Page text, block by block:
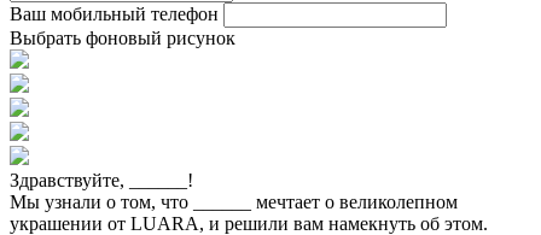
Ваш мобильный телефон
Выбрать фоновый рисунок
Здравствуйте,
!
Мы узнали о том, что
мечтает о великолепном
украшении от LUARA, и решили вам намекнуть об этом.